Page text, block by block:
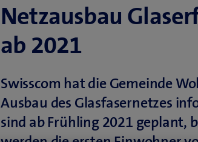
Netzausbau
ab 2021
Swisscom hat die Gemeinde
Ausbau des Glasfasernetzes
sind ab Frühling 2021 geplant,